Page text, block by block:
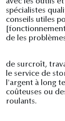
spécialistes
conseils utiles
de les
de surcroît,
le service de
l'argent à long
coûteuses ou
roulants.